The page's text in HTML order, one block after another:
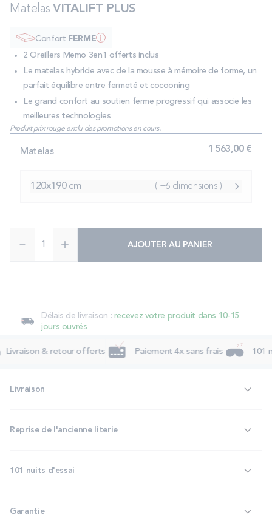
PROMOS
Technologie bultex
Nos engagements
Matelas VITALIFT PLUS
Confort FERME
2 Oreillers Memo 3en1 offerts inclus
Le matelas hybride avec de la mousse à mémoire de forme, un
parfait équilibre entre fermeté et cocooning
Le grand confort au soutien ferme progressif qui associe les
meilleures technologies
Produit prix rouge exclu des promotions en cours.
Matelas 1 563,00 €
120x190 cm ( +6 dimensions )
AJOUTER AU PANIER
Délais de livraison : recevez votre produit dans 10-15
jours ouvrés
Livraison & retour offerts Paiement 4x sans frais 101
Livraison
Reprise de l'ancienne literie
101 nuits d'essai
Garantie